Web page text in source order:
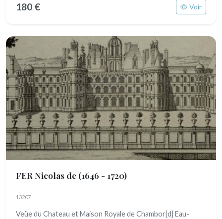
180 € Voir
FER Nicolas de (1646 - 1720)
13207
Veüe du Chateau et Maison Royale de Chambor[d] Eau-